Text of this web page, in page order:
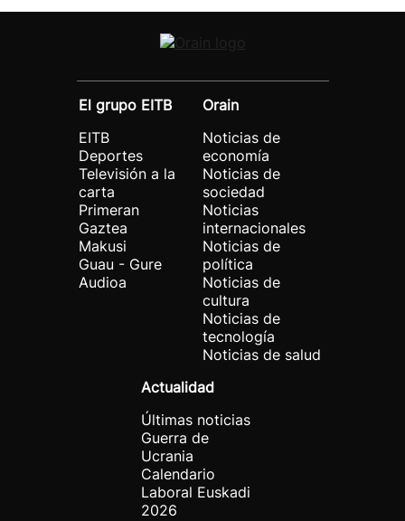
El grupo EITB
EITB
Deportes
Televisión a la
carta
Primeran
Gaztea
Makusi
Guau - Gure
Audioa
Orain
Noticias de
economía
Noticias de
sociedad
Noticias
internacionales
Noticias de
política
Noticias de
cultura
Noticias de
tecnología
Noticias de salud
Actualidad
Últimas noticias
Guerra de
Ucrania
Calendario
Laboral Euskadi
2026